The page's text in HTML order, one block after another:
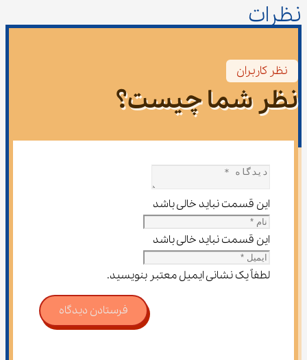
نظرات
نظر کاربران
نظر شما چیست؟
این قسمت نباید خالی باشد
این قسمت نباید خالی باشد
لطفاً یک نشانی ایمیل معتبر بنویسید.
فرستادن دیدگاه